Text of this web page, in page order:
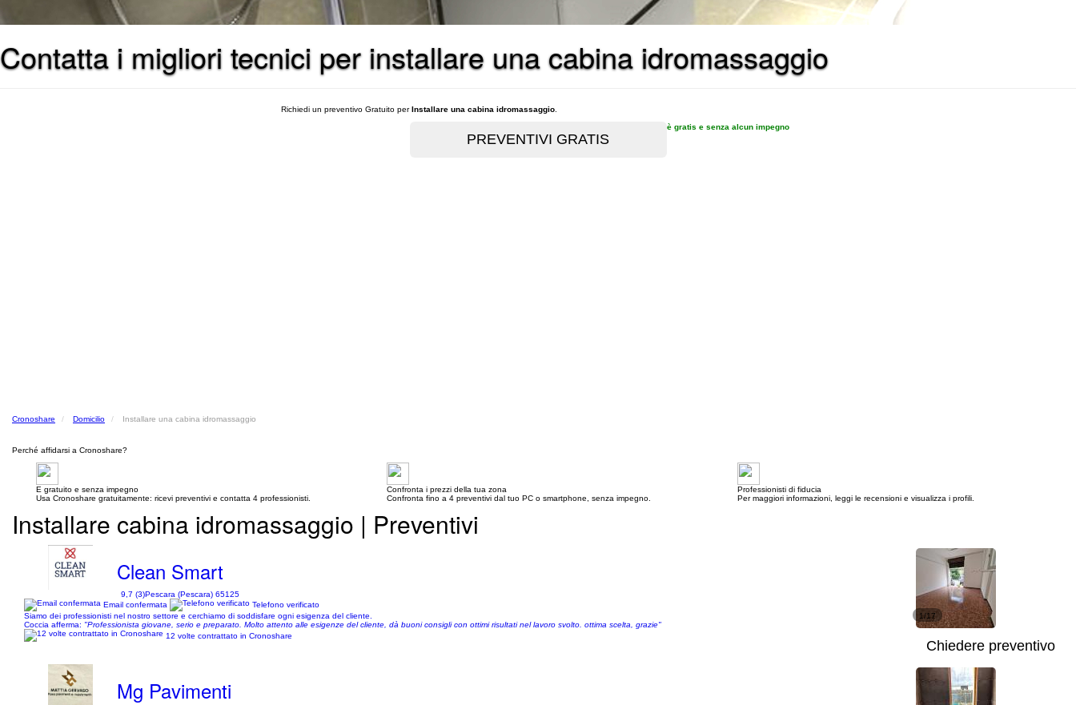
Contatta i migliori tecnici per installare una cabina idromassaggio
Richiedi un preventivo Gratuito perInstallare una cabina idromassaggio
è gratis e senza alcun impegno
Cronoshare Domicilio Installare una cabina idromassaggio
Perché affidarsi a Cronoshare?
E gratuito e senza impegno
Usa Cronoshare gratuitamente: ricevi preventivi e contatta 4 professionisti.
Confronta i prezzi della tua zona
Confronta fino a 4 preventivi dal tuo PC o smartphone, senza impegno.
Professionisti di fiducia
Per maggiori informazioni, leggi le recensioni e visualizza i profili.
Installare cabina idromassaggio | Preventivi
Clean Smart
9,7 (3)Pescara (Pescara) 65125
Email confermata
Telefono verificato
Siamo dei professionisti nel nostro settore e cerchiamo di soddisfare ogni esigenza del cliente.
Coccia afferma: "Professionista giovane, serio e preparato. Molto attento alle esigenze del cliente, dà buoni consigli con ottimi risultati nel lavoro svolto. ottima scelta, grazie"
12 volte contrattato in Cronoshare
1/17
Chiedere preventivo
Mg Pavimenti